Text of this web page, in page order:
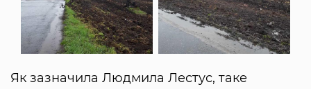
Як зазначила Людмила Лестус, таке